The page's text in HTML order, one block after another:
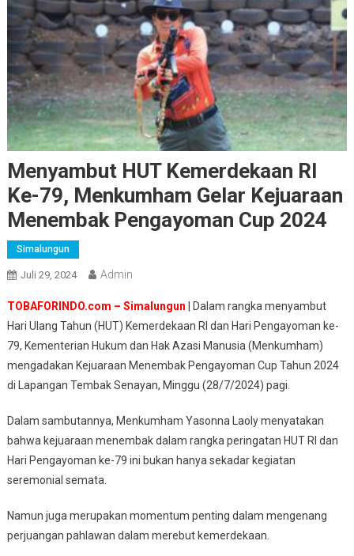
Menyambut HUT Kemerdekaan RI
Ke-79, Menkumham Gelar Kejuaraan
Menembak Pengayoman Cup 2024
Simalungun
Juli 29, 2024 Admin
TOBAFORINDO.com – Simalungun | Dalam rangka menyambut
Hari Ulang Tahun (HUT) Kemerdekaan RI dan Hari Pengayoman ke-
79, Kementerian Hukum dan Hak Azasi Manusia (Menkumham)
mengadakan Kejuaraan Menembak Pengayoman Cup Tahun 2024
di Lapangan Tembak Senayan, Minggu (28/7/2024) pagi.
Dalam sambutannya, Menkumham Yasonna Laoly menyatakan
bahwa kejuaraan menembak dalam rangka peringatan HUT RI dan
Hari Pengayoman ke-79 ini bukan hanya sekadar kegiatan
seremonial semata.
Namun juga merupakan momentum penting dalam mengenang
perjuangan pahlawan dalam merebut kemerdekaan.